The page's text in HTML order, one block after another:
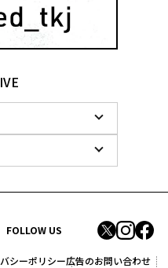
FOLLOW US
シーポリシー広告のお問い合わせ